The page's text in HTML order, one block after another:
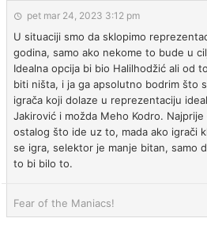
pet mar 24, 2023 3:12 pm
U situaciji smo da sklopimo
godina, samo ako nekome to bude u
Idealna opcija bi bio Halilhodžić ali od
biti ništa, i ja ga apsolutno bodrim što
igrača koji dolaze u reprezentaciju
Jakirović i možda Meho Kodro.
ostalog što ide uz to, mada ako igrači
se igra, selektor je manje bitan, samo
to bi bilo to.
Fear of the Maniacs!